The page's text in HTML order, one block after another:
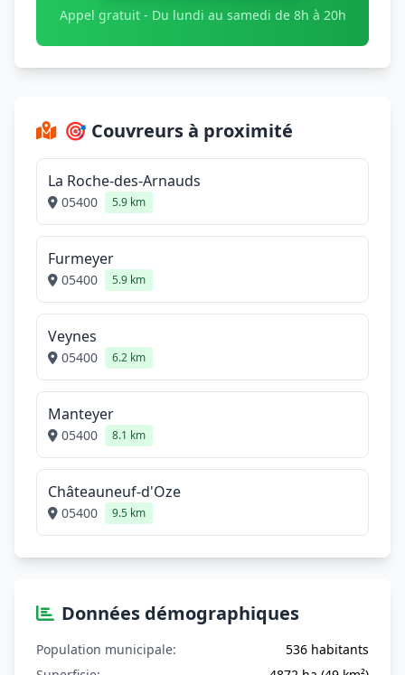
Appel gratuit - Du lundi au samedi de 8h à 20h
🎯 Couvreurs à proximité
La Roche-des-Arnauds
05400 5.9 km
Furmeyer
05400 5.9 km
Veynes
05400 6.2 km
Manteyer
05400 8.1 km
Châteauneuf-d'Oze
05400 9.5 km
Données démographiques
Population municipale:
536 habitants